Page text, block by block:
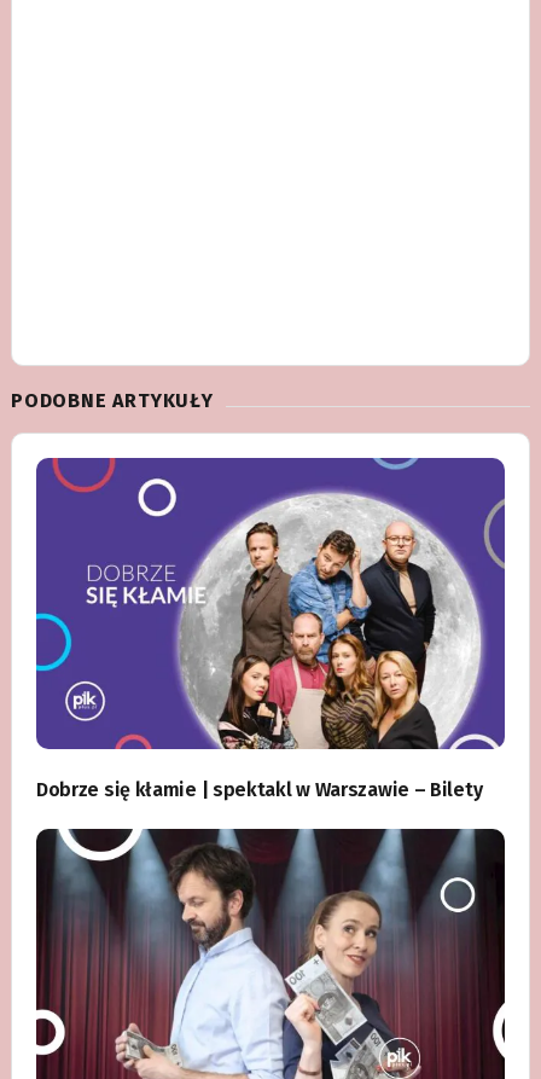
PODOBNE ARTYKUŁY
Dobrze się kłamie | spektakl w Warszawie – Bilety